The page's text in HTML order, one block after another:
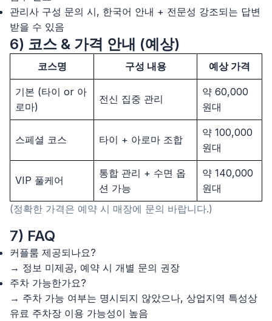
관리사 구성 문의 시, 한국어 안내 + 전문성 강조되는 답변
받을 수 있음
6) 코스 & 가격 안내 (예상)
코스명 구성 내용 예상 가격
기본 (타이 or 아
로마)
전신 집중 관리
약 60,000
원대
스페셜 코스 타이 + 아로마 조합
약 100,000
원대
VIP 풀케어
통합 관리 + 수면 옵
션 가능
약 140,000
원대
(정확한 가격은 예약 시 매장에 문의 바랍니다.)
7) FAQ
커플룸 제공되나요?
→ 정보 미제공, 예약 시 개별 문의 권장
주차 가능한가요?
→ 주차 가능 여부는 명시되지 않았으나, 상업지역 특성상
유료 주차장 이용 가능성이 높음